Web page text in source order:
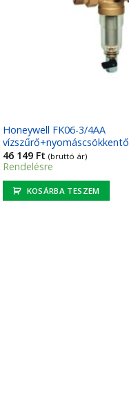
Honeywell FK06-3/4AA
vízszűrő+nyomáscsökkentő
46 149 Ft (bruttó ár)
Rendelésre
KOSÁRBA TESZEM